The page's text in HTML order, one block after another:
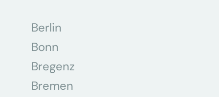
Berlin
Bonn
Bregenz
Bremen